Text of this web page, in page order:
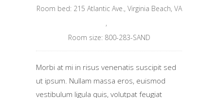
Room bed: 215 Atlantic Ave., Virginia Beach, VA
,
Room size: 800-283-SAND
Morbi at mi in risus venenatis suscipit sed
ut ipsum. Nullam massa eros, euismod
vestibulum ligula quis, volutpat feugiat